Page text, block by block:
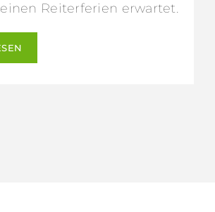
Reiterferien erwartet.